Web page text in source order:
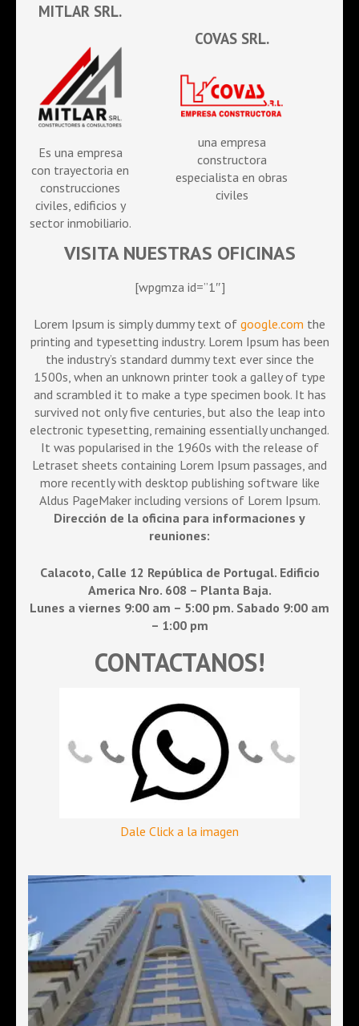
MITLAR SRL.
Es una empresa
con trayectoria en
construcciones
civiles, edificios y
sector inmobiliario.
COVAS SRL.
una empresa
constructora
especialista en obras
civiles
VISITA NUESTRAS OFICINAS
[wpgmza id=”1″]
Lorem Ipsum is simply dummy text of google.com the
printing and typesetting industry. Lorem Ipsum has been
the industry’s standard dummy text ever since the
1500s, when an unknown printer took a galley of type
and scrambled it to make a type specimen book. It has
survived not only five centuries, but also the leap into
electronic typesetting, remaining essentially unchanged.
It was popularised in the 1960s with the release of
Letraset sheets containing Lorem Ipsum passages, and
more recently with desktop publishing software like
Aldus PageMaker including versions of Lorem Ipsum.
Dirección de la oficina para informaciones y
reuniones:
Calacoto, Calle 12 República de Portugal. Edificio
America Nro. 608 – Planta Baja.
Lunes a viernes 9:00 am – 5:00 pm. Sabado 9:00 am
– 1:00 pm
CONTACTANOS!
Dale Click a la imagen